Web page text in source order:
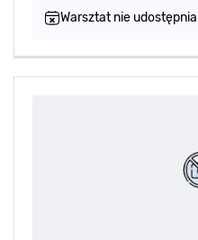
Warsztat nie